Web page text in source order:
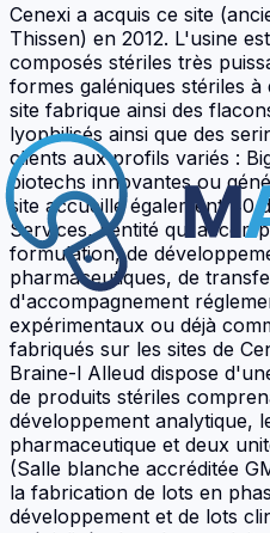
Cenexi a acquis ce site
Thissen) en 2012. L'usine
composés stériles très
formes galéniques stériles
site fabrique ainsi des
lyophilisés ainsi que des
clients aux profils variés :
biotechs innovantes ou
site accueille également 40
Services, l'entité qui
formulation, de
pharmaceutiques, de
d'accompagnement
expérimentaux ou déjà
fabriqués sur les sites de
Braine-l Alleud dispose
de produits stériles
développement analytique,
pharmaceutique et deux
(Salle blanche accréditée
la fabrication de lots en
développement et de lots